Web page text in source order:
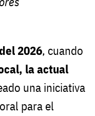
2026, cuando
la actual
una iniciativa
para el